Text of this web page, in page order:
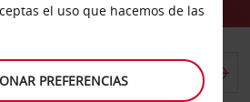
el uso que hacemos de las
PREFERENCIAS